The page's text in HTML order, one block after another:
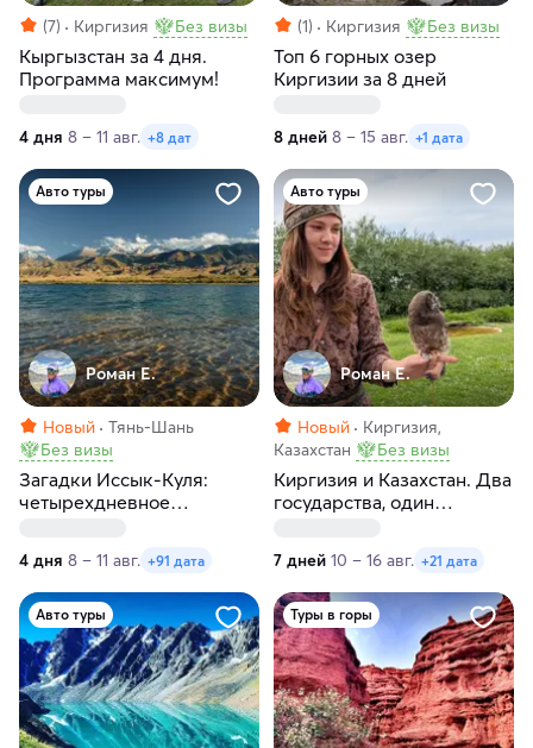
(7) Киргизия Без визы
Кыргызстан за 4 дня.
Программа максимум!
4 дня 8 – 11 авг. +8 дат
(1) Киргизия Без визы
Топ 6 горных озер
Киргизии за 8 дней
8 дней 8 – 15 авг. +1 дата
Авто туры
Роман Е.
Новый
Тянь-Шань
Без визы
Загадки Иссык-Куля:
четырехдневное
4 дня 8 – 11 авг. +91 дата
Авто туры
Роман Е.
Новый
Киргизия,
Казахстан
Без визы
Киргизия и Казахстан. Два
государства, один
впечатлений
7 дней 10 – 16 авг. +21 дата
Авто туры Туры в горы